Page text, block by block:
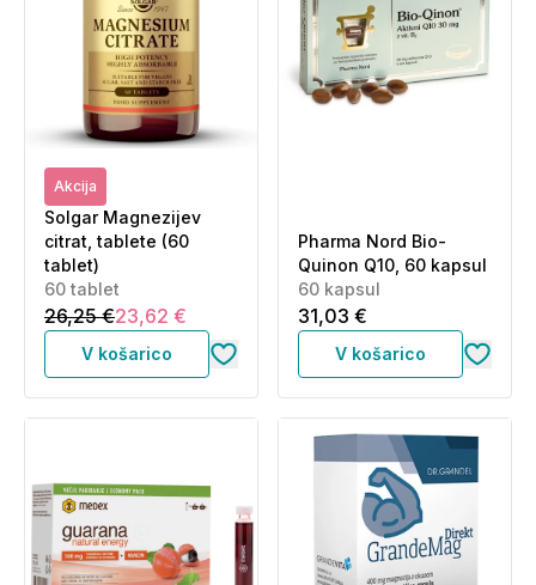
Akcija
Solgar Magnezijev
citrat, tablete (60
tablet)
60 tablet
26,25 €23,62 €
V košarico
Pharma Nord Bio-
Quinon Q10, 60 kapsul
60 kapsul
31,03 €
V košarico